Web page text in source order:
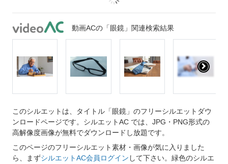
動画ACの「眼鏡」関連検索結果
このシルエットは、タイトル「眼鏡」のフリーシルエットダウ
ンロードページです。シルエットAC では、JPG・PNG形式の
高解像度画像が無料でダウンロードし放題です。
このページのフリーシルエット素材・画像が気に入りました
ら、まずシルエットAC会員ログイン して下さい。緑色のシルエ